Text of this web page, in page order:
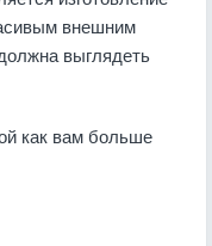
внешним
выглядеть
как вам больше